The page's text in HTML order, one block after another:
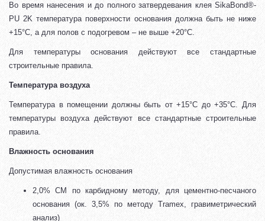
Во время нанесения и до полного затвердевания клея SikaBond®-
PU 2K температура поверхности основания должна быть не ниже
+15°C, а для полов с подогревом – не выше +20°C.
Для температуры основания действуют все стандартные
строительные правила.
Температура воздуха
Температура в помещении должны быть от +15°C до +35°C. Для
температуры воздуха действуют все стандартные строительные
правила.
Влажность основания
Допустимая влажность основания
2,0% СМ по карбидному методу, для цементно-песчаного
основания (ок. 3,5% по методу Tramex, гравиметрический
анализ)